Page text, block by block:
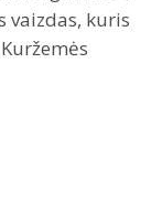
vaizdas, kuris